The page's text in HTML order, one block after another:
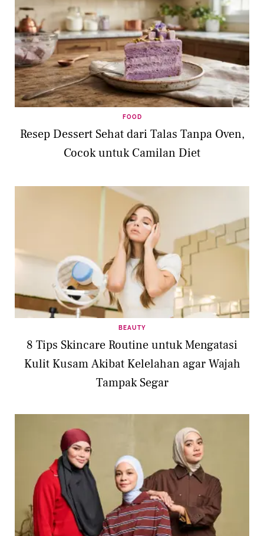
FOOD
Resep Dessert Sehat dari Talas Tanpa Oven,
Cocok untuk Camilan Diet
BEAUTY
8 Tips Skincare Routine untuk Mengatasi
Kulit Kusam Akibat Kelelahan agar Wajah
Tampak Segar